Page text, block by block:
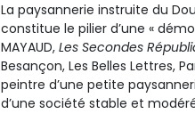
La paysannerie instruite du
constitue le pilier d’une «
MAYAUD, Les Secondes
Besançon, Les Belles Lettres,
peintre d’une petite
d’une société stable et